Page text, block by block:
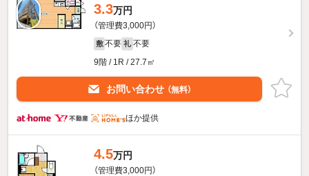
3.3万円
（管理費3,000円）
敷 不要 礼 不要
9階 / 1R / 27.7㎡
お問い合わせ （無料）
ほか提供
4.5万円
（管理費3,000円）